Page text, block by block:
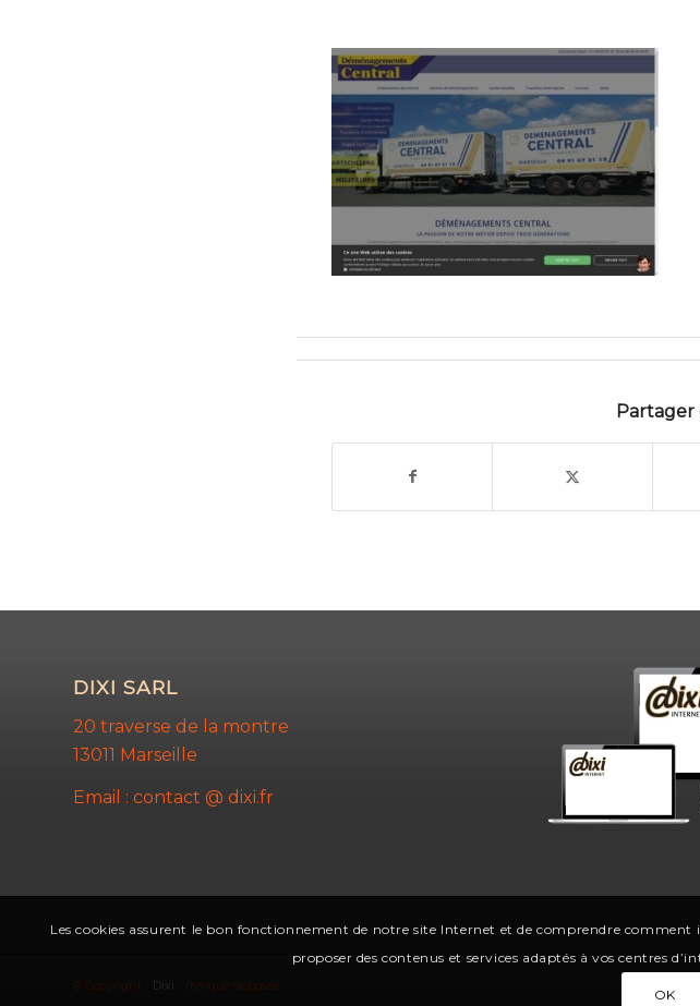
DIXI SARL
20 traverse de la montre
13011 Marseille
Email : contact @ dixi.fr
© Copyright - Dixi - marque déposée.
Les cookies assurent le bon fonctionnement de notre site Internet et de comprendre
proposer des contenus et services adaptés à vos centres
OK